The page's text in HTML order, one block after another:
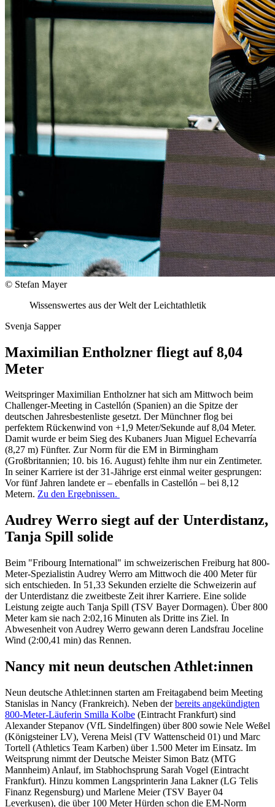
© Stefan Mayer
Wissenswertes aus der Welt der Leichtathletik
Svenja Sapper
Maximilian Entholzner fliegt auf 8,04
Meter
Weitspringer Maximilian Entholzner hat sich am Mittwoch beim
Challenger-Meeting in Castellón (Spanien) an die Spitze der
deutschen Jahresbestenliste gesetzt. Der Münchner flog bei
perfektem Rückenwind von +1,9 Meter/Sekunde auf 8,04 Meter.
Damit wurde er beim Sieg des Kubaners Juan Miguel Echevarría
(8,27 m) Fünfter. Zur Norm für die EM in Birmingham
(Großbritannien; 10. bis 16. August) fehlte ihm nur ein Zentimeter.
In seiner Karriere ist der 31-Jährige erst einmal weiter gesprungen:
Vor fünf Jahren landete er – ebenfalls in Castellón – bei 8,12
Metern. Zu den Ergebnissen.
Audrey Werro siegt auf der Unterdistanz,
Tanja Spill solide
Beim "Fribourg International" im schweizerischen Freiburg hat 800-
Meter-Spezialistin Audrey Werro am Mittwoch die 400 Meter für
sich entschieden. In 51,33 Sekunden erzielte die Schweizerin auf
der Unterdistanz die zweitbeste Zeit ihrer Karriere. Eine solide
Leistung zeigte auch Tanja Spill (TSV Bayer Dormagen). Über 800
Meter kam sie nach 2:02,16 Minuten als Dritte ins Ziel. In
Abwesenheit von Audrey Werro gewann deren Landsfrau Joceline
Wind (2:00,41 min) das Rennen.
Nancy mit neun deutschen Athlet:innen
Neun deutsche Athlet:innen starten am Freitagabend beim Meeting
Stanislas in Nancy (Frankreich). Neben derbereits angekündigten
800-Meter-Läuferin Smilla Kolbe (Eintracht Frankfurt) sind
Alexander Stepanov (VfL Sindelfingen) über 800 sowie Nele Weßel
(Königsteiner LV), Verena Meisl (TV Wattenscheid 01) und Marc
Tortell (Athletics Team Karben) über 1.500 Meter im Einsatz. Im
Weitsprung nimmt der Deutsche Meister Simon Batz (MTG
Mannheim) Anlauf, im Stabhochsprung Sarah Vogel (Eintracht
Frankfurt). Hinzu kommen Langsprinterin Jana Lakner (LG Telis
Finanz Regensburg) und Marlene Meier (TSV Bayer 04
Leverkusen), die über 100 Meter Hürden schon die EM-Norm